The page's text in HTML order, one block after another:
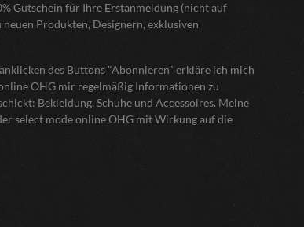
Gutschein für Ihre Erstanmeldung (nicht auf
Produkten, Designern, exklusiven
des Buttons "Abonnieren" erkläre ich mich
OHG mir regelmäßig Informationen zu
Bekleidung, Schuhe und Accessoires. Meine
select mode online OHG mit Wirkung auf die